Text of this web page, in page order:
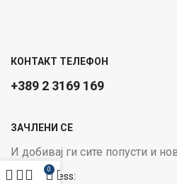
КОНТАКТ ТЕЛЕФОН
+389 2 3169 169
ЗАЧЛЕНИ СЕ
И добивај ги сите попусти и
Email address:
0